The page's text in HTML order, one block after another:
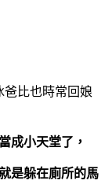
爸比也時常回娘
成小天堂了，
是躲在廁所的馬